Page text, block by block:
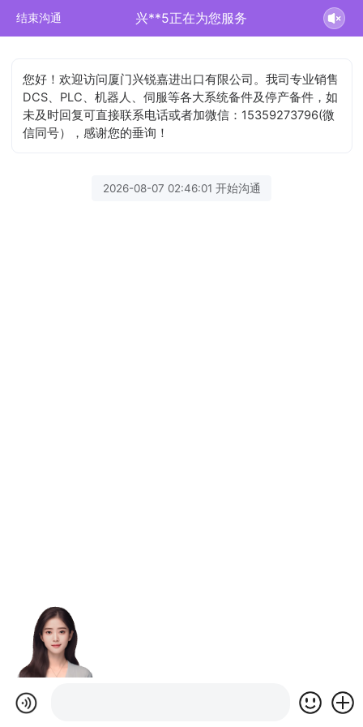
结束沟通 兴**5正在为您服务
您好！欢迎访问厦门兴锐嘉进出口有限公司。我司专业销售
DCS、PLC、机器人、伺服等各大系统备件及停产备件，如
未及时回复可直接联系电话或者加微信：15359273796(微
信同号），感谢您的垂询！
2026-08-07 02:46:01 开始沟通